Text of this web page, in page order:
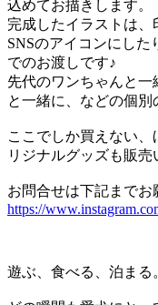
込めてお描きします。
完成したイラストは、
SNSのアイコンにし
でのお渡しです♪
先代のワンちゃんと
と一緒に、などの個別
ここでしか買えない
リジナルグッズも販売
お問合せは下記までお
https://
遊ぶ、食べる、泊まる